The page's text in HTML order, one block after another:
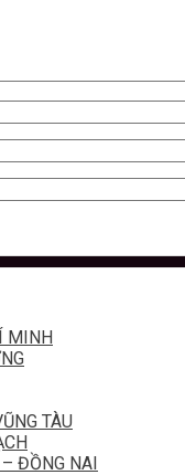
MINH
TÀU
ĐỒNG NAI